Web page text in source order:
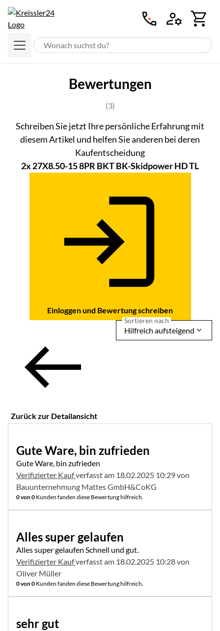
Bewertungen
Bewertung: 5 von 5 (3
(3)
Schreiben Sie jetzt Ihre persönliche Erfahrung mit
diesem Artikel und helfen Sie anderen bei deren
Kaufentscheidung
2x 27X8.50-15 8PR BKT BK-Skidpower HD TL
Einloggen und Bewertung schreiben
Zurück zur Detailansicht
Sortieren nach
Hilfreich aufsteigend
Gute Ware, bin zufrieden
Gute Ware, bin zufrieden
Verifizierter Kaufverfasst am 18.02.2025 10:29 von
Bauunternehmung Mattes GmbH&CoKG
0 von 0 Kunden fanden diese Bewertung hilfreich.
Alles super gelaufen
Alles super gelaufen Schnell und gut.
Verifizierter Kaufverfasst am 18.02.2025 10:28 von
Oliver Müller
0 von 0 Kunden fanden diese Bewertung hilfreich.
sehr gut